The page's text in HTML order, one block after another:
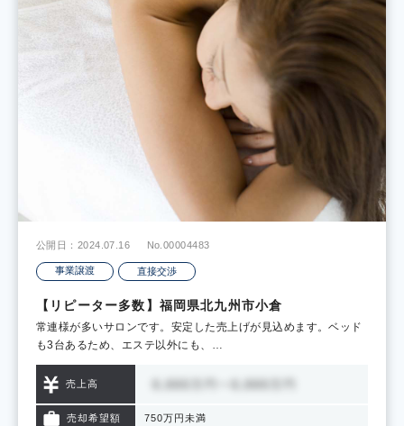
公開日：2024.07.16 No.00004483
事業譲渡 直接交渉
【リピーター多数】福岡県北九州市小倉
常連様が多いサロンです。安定した売上げが見込めます。ベッド
も3台あるため、エステ以外にも、…
売上高
売却希望額 750万円未満